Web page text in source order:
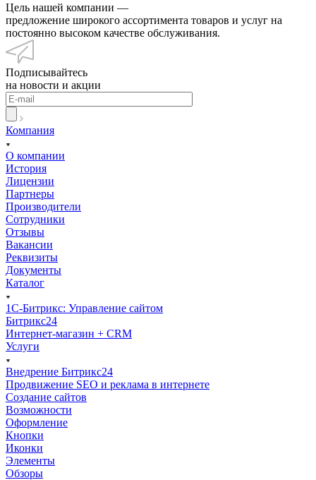
Цель нашей компании —
предложение широкого ассортимента товаров и услуг на
постоянно высоком качестве обслуживания.
Подписывайтесь
на новости и акции
Компания
О компании
История
Лицензии
Партнеры
Производители
Сотрудники
Отзывы
Вакансии
Реквизиты
Документы
Каталог
1С-Битрикс: Управление сайтом
Битрикс24
Интернет-магазин + CRM
Услуги
Внедрение Битрикс24
Продвижение SEO и реклама в интернете
Создание сайтов
Возможности
Оформление
Кнопки
Иконки
Элементы
Обзоры